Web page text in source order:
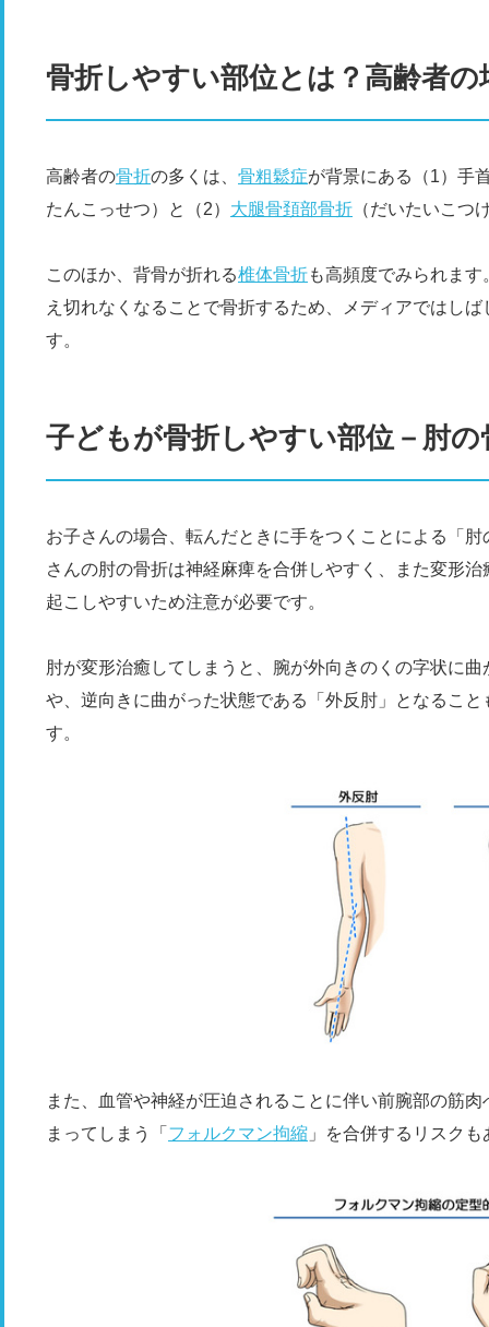
骨折しやすい部位とは？高齢者の
高齢者の骨折の多くは、 骨粗鬆症が背景にある（1）手
たんこっせつ）と（2） 大腿骨頚部骨折 （だいたいこつ
このほか、背骨が折れる椎体骨折も高頻度でみられま
え切れなくなることで骨折するため、メディアではし
す。
子どもが骨折しやすい部位－肘
お子さんの場合、転んだときに手をつくことによる「肘
さんの肘の骨折は神経麻痺を合併しやすく、また変形
起こしやすいため注意が必要です。
肘が変形治癒してしまうと、腕が外向きのくの字状に
や、逆向きに曲がった状態である「外反肘」となるこ
す。
また、血管や神経が圧迫されることに伴い前腕部の筋
まってしまう「 フォルクマン拘縮 」を合併するリスク